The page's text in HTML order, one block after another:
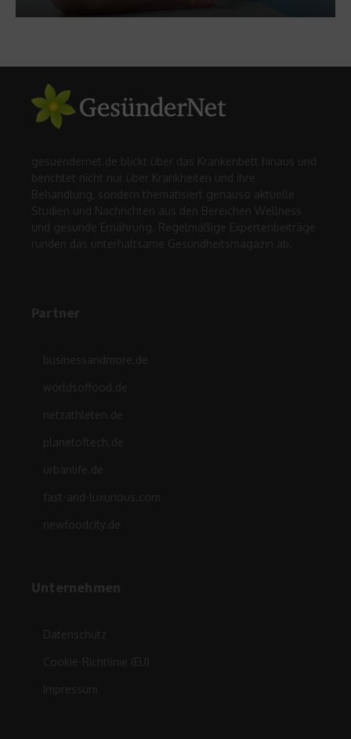
gesuendernet.de blickt über das Krankenbett hinaus und
berichtet nicht nur über Krankheiten und ihre
Behandlung, sondern thematisiert genauso aktuelle
Studien und Nachrichten aus den Bereichen Wellness
und gesunde Ernährung. Regelmäßige Expertenbeiträge
runden das unterhaltsame Gesundheitsmagazin ab.
Partner
businessandmore.de
worldsoffood.de
netzathleten.de
planetoftech.de
urbanlife.de
fast-and-luxurious.com
newfoodcity.de
Unternehmen
Datenschutz
Cookie-Richtlinie (EU)
Impressum